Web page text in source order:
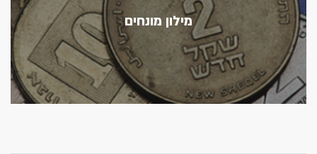
מילון מונחים